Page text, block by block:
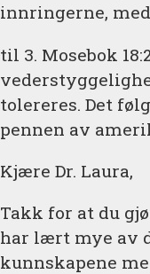
innringerne,
til 3. Mosebok
tolereres. Det
pennen av
Kjære Dr. Laura,
Takk for at du
har lært mye av
kunnskapene